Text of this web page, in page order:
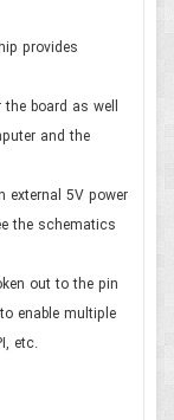
provides
the board as well
and the
external 5V power
the schematics
out to the pin
enable multiple
etc.